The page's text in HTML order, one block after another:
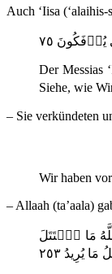
Auch ‘Iisa
٧٥
Der Messias
Siehe, wie
– Sie verkündeten
Wir haben
– Allaah (ta’aala)
مَا ٱقۡتَتَلَ
٢٥٣